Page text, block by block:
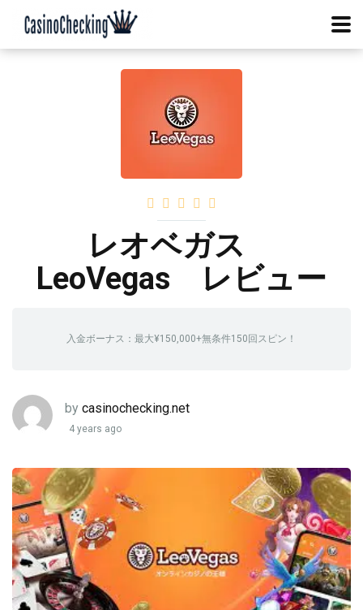
レオベガス
LeoVegas レビュー
入金ボーナス：最大¥150,000+無条件150回スピン！
by casinochecking.net
4 years ago